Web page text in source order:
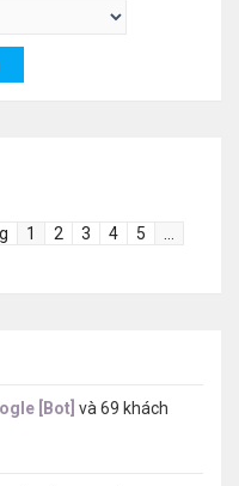
1 2 3 4 5
[Bot] và 69 khách